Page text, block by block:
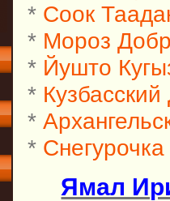
* Соок
* Мороз
* Йушто
*
*
*
Ямал